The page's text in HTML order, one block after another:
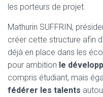
les porteurs de projet.
Mathurin SUFFRIN,
créer cette structure afin
déjà en place dans les
pour ambition le
compris étudiant, mais
fédérer les talents